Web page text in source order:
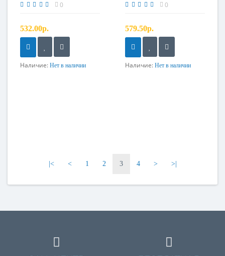
ELECTROLUX 0
532.00р.
Наличие: Нет в наличии
0
579.50р.
Наличие: Нет в наличии
|< < 1 2 3 4 > >|